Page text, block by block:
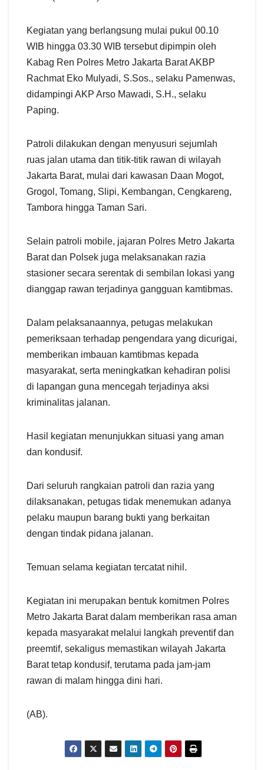
Kegiatan yang berlangsung mulai pukul 00.10
WIB hingga 03.30 WIB tersebut dipimpin oleh
Kabag Ren Polres Metro Jakarta Barat AKBP
Rachmat Eko Mulyadi, S.Sos., selaku Pamenwas,
didampingi AKP Arso Mawadi, S.H., selaku
Paping.
Patroli dilakukan dengan menyusuri sejumlah
ruas jalan utama dan titik-titik rawan di wilayah
Jakarta Barat, mulai dari kawasan Daan Mogot,
Grogol, Tomang, Slipi, Kembangan, Cengkareng,
Tambora hingga Taman Sari.
Selain patroli mobile, jajaran Polres Metro Jakarta
Barat dan Polsek juga melaksanakan razia
stasioner secara serentak di sembilan lokasi yang
dianggap rawan terjadinya gangguan kamtibmas.
Dalam pelaksanaannya, petugas melakukan
pemeriksaan terhadap pengendara yang dicurigai,
memberikan imbauan kamtibmas kepada
masyarakat, serta meningkatkan kehadiran polisi
di lapangan guna mencegah terjadinya aksi
kriminalitas jalanan.
Hasil kegiatan menunjukkan situasi yang aman
dan kondusif.
Dari seluruh rangkaian patroli dan razia yang
dilaksanakan, petugas tidak menemukan adanya
pelaku maupun barang bukti yang berkaitan
dengan tindak pidana jalanan.
Temuan selama kegiatan tercatat nihil.
Kegiatan ini merupakan bentuk komitmen Polres
Metro Jakarta Barat dalam memberikan rasa aman
kepada masyarakat melalui langkah preventif dan
preemtif, sekaligus memastikan wilayah Jakarta
Barat tetap kondusif, terutama pada jam-jam
rawan di malam hingga dini hari.
(AB).